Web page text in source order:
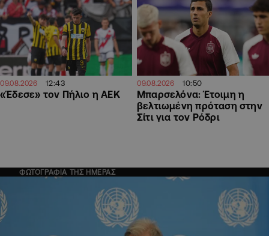
09.08.2026 12:43
«Έδεσε» τον Πήλιο η ΑΕΚ
09.08.2026 10:50
Μπαρσελόνα: Έτοιμη η
βελτιωμένη πρόταση στην
Σίτι για τον Ρόδρι
ΦΩΤΟΓΡΑΦΙΑ ΤΗΣ ΗΜΕΡΑΣ